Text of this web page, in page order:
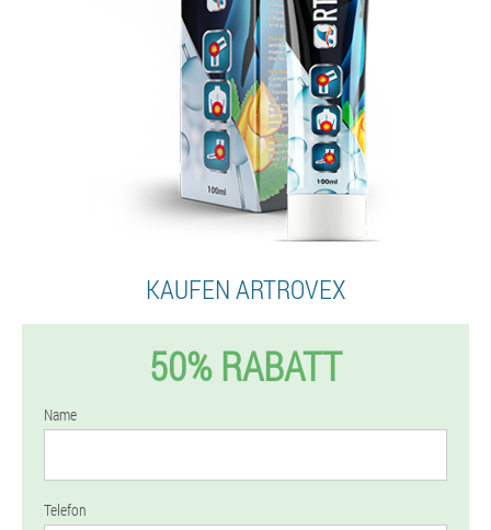
KAUFEN ARTROVEX
50% RABATT
Name
Telefon